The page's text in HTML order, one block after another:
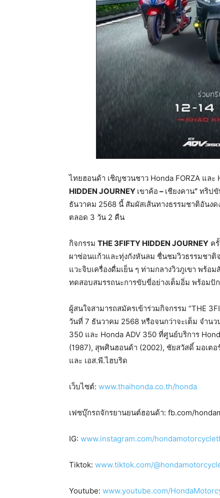
ไทยฮอนด้า เชิญชวนชาว Honda FORZA แล
HIDDEN JOURNEY เขาค้อ – เชียงคาน” ทริปขั
ธันวาคม 2568 นี้ สัมผัสเส้นทางธรรมชาติอันง
ตลอด 3 วัน 2 คืน
กิจกรรม THE 3FIFTY HIDDEN JOURNEY ค
ผาซ่อนแก้วและทุ่งกังหันลม ชื่นชมวิวธรรมชาติ
แวะจิบเครื่องดื่มเย็น ๆ ท่ามกลางวิวภูเขา พร้
ทดสอบสมรรถนะการขับขี่อย่างเต็มอิ่ม พร้อม
ผู้สนใจสามารถสมัครเข้าร่วมกิจกรรม “THE
วันที่ 7 ธันวาคม 2568 หรือจนกว่าจะเต็ม จำน
350 และ Honda ADV 350 ที่ศูนย์บริการ
(1987), สุพศินฮอนด้า (2002), ชัยสวัสดิ์ มอเ
และ เอส.พี.ไฮบริด
เว็บไซต์: www.thaihonda.co.th/honda
เฟซบุ๊กรถจักรยานยนต์ฮอนด้า: fb.com/
IG: www.instagram.com/
Tiktok: www.tiktok.com/
Youtube: www.youtube.com/